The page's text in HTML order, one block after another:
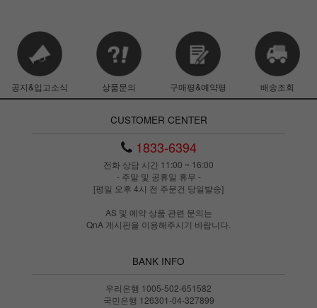
공지&입고소식 상품문의 구매평&예약평 배송조회
CUSTOMER CENTER
1833-6394
전화 상담 시간 11:00 ~ 16:00
- 주말 및 공휴일 휴무 -
[평일 오후 4시 전 주문건 당일발송]
AS 및 예약 상품 관련 문의는
QnA 게시판을 이용해주시기 바랍니다.
BANK INFO
우리은행 1005-502-651582
국민은행 126301-04-327899